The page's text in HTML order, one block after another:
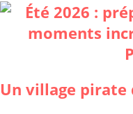
Un village pirate